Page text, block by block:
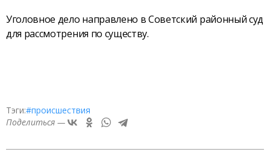
Уголовное дело направлено в Советский районный суд
для рассмотрения по существу.
Тэги:#происшествия
Поделиться —